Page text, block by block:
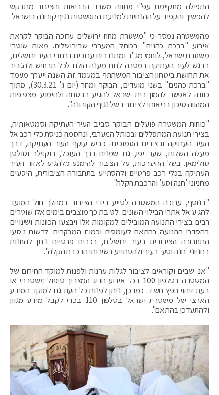
התפילה מתקיימת עפ"י מתווה משרד הבריאות והציבור מתבקש
להמשיך והקפיד על ההנחיות למניעת התפשטות נגיף קורונה בישראל.
מהמשטרה נמסר כי "משטרת מחוז ירושלים ערוכה הבוקר לקראת
אירוע "ברכת כהנים" בכותל המערבי שבירושלים. מאות שוטרי
משטרת ישראל, לוחמי מג"ב ומתנדבים ערוכים ברחבי העיר ירושלים,
בדגש לעיר העתיקה במטרה לתת מענה הולם לכל תרחיש ולהגביר
את תחושת ביטחון הציבור המשתתף במעמד זה. השנה ייערך מעמד
"ברכת כהנים" בשני מועדים, הבוקר ומחר (יום ג' 30.3.21), מתוך
כוונה לאפשר להמון בית ישראל להגיע בבטחה ולהימנע מצפיפות
המהווה סיכון בריאותי לציבור בשל נגיף הקורונה".
"כוחות המשטרה פועלים הבוקר סביב העיר העתיקה וסמטאותיה,
בצירי תנועת המתפללים ובכותל המערבי, ונחסמה כניסת כלי רכב אל
העיר העתיקה ובצירים הסמוכים- כביש עוקף העיר העתיקה, דרך
מעלה השלום, שער יפו, גת שמנים-דרך העופל, רוקפלר וסולטן
סולימאן. בשל ההיערכות, על הציבור להימנע מלהגיע לאזור העיר
העתיקה בכלי רכב פרטיים ולהסתייע בתחבורה הציבורית, היסעים
מחניוני 'חנה וסע' והרכבת הקלה".
"בנוסף, ערוכה המשטרה לסייע בידי הציבור במהלך חול המועד
להגיע אל אתרי הבילוי השונים. לטובת כך מוצבים בימים אלו שוטרים
רבים בצירי התנועה המובילים למקומות אלו ויבצעו הכוונות ושינויים
בהסדרי התנועה בהתאם לעומסים וכמות המבקרים. לרשות נוסעי
התחבורה הציבורית בעיר ירושלים, רכבים פרטיים ניתן להחנות
בחניוני 'חנה וסע' בעיר ולהסתייע בשירותי הרכבת הקלה".
"אנו שבים וקוראים לציבור לגלות ערנות ולפנות למוקד החירום של
המשטרה בטלפון 100 בכל אירוע חריג המצריך טיפול משטרתי או
בעת זיהוי חפץ חשוד. כמו כן, ניתן לפנות כל העת גם למוקד המידע
הארצי של משטרת ישראל בטלפון 110 בכדי לקבל מידע מגוון
ולהתעדכן בהתאם".